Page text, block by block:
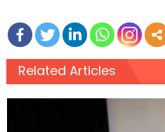
Related Articles